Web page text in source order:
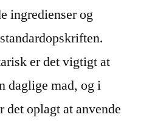
ingredienser og
er det vigtigt at
daglige mad, og i
det oplagt at anvende